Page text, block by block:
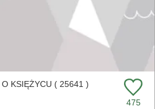
KSIĘŻYCU ( 25641 )
475